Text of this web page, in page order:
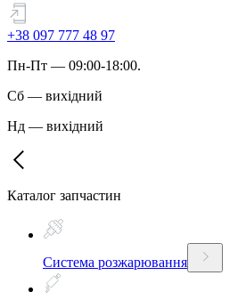
+38 097 777 48 97
Пн-Пт — 09:00-18:00.
Сб — вихідний
Нд — вихідний
Каталог запчастин
Система розжарювання